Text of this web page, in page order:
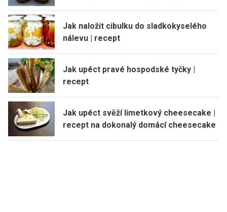
Jak naložit cibulku do sladkokyselého
nálevu | recept
Jak upéct pravé hospodské tyčky |
recept
Jak upéct svěží limetkový cheesecake |
recept na dokonalý domácí cheesecake